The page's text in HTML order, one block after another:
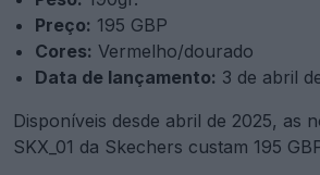
Preço: 195 GBP
Cores: Vermelho/dourado
Data de lançamento: 3 de abril
Disponíveis desde abril de 2025, as
SKX_01 da Skechers custam 195